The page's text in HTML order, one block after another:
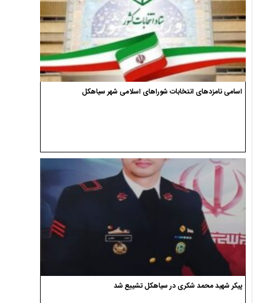
اسامی نامزدهای انتخابات شوراهای اسلامی شهر سیاهکل
پیکر شهید محمد شکری در سیاهکل تشییع شد